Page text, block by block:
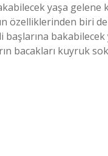
yaşa
özelliklerinden biri
başlarına
bacakları kuyruk